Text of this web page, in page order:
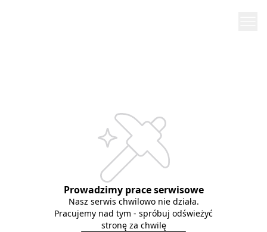
Prowadzimy prace serwisowe
Nasz serwis chwilowo nie działa.
Pracujemy nad tym - spróbuj odświeżyć
stronę za chwilę